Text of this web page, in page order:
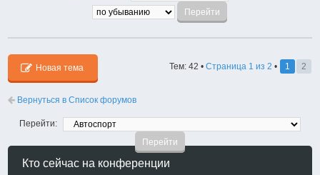
Новая тема Тем: 42 • Страница 1 из 2 • 1 2
Вернуться в Список форумов
Перейти:
Кто сейчас на конференции